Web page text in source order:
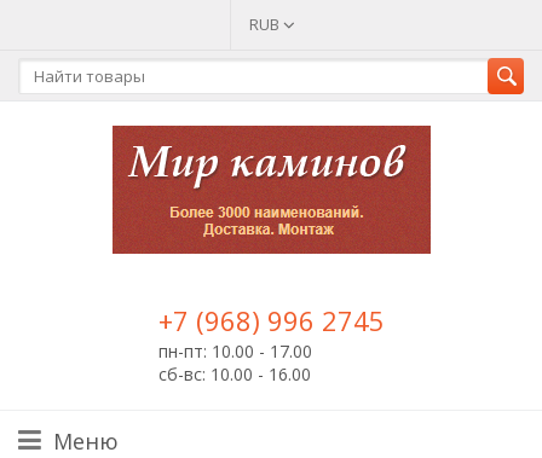
RUB
+7 (968) 996 2745
пн-пт: 10.00 - 17.00
сб-вс: 10.00 - 16.00
Меню